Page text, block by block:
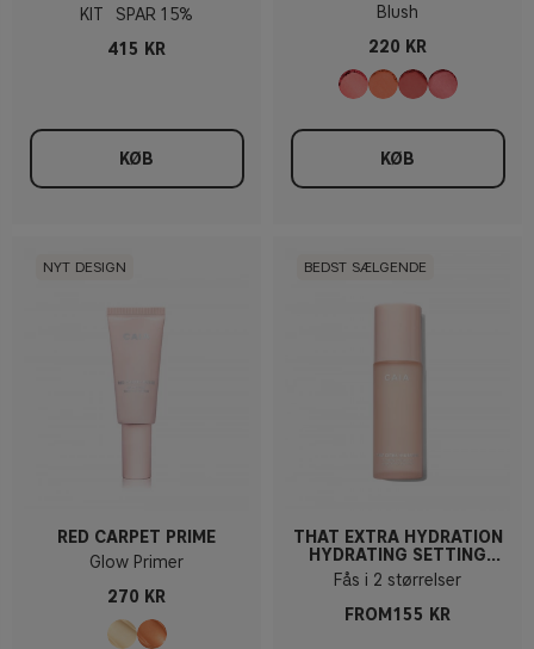
KIT
15%
415 KR
KØB
Blush
220 KR
KØB
NYT DESIGN
RED CARPET PRIME
Glow Primer
270 KR
BEDST SÆLGENDE
THAT EXTRA HYDRATION
HYDRATING SETTING
SPRAY
Fås i 2 størrelser
FROM155 KR